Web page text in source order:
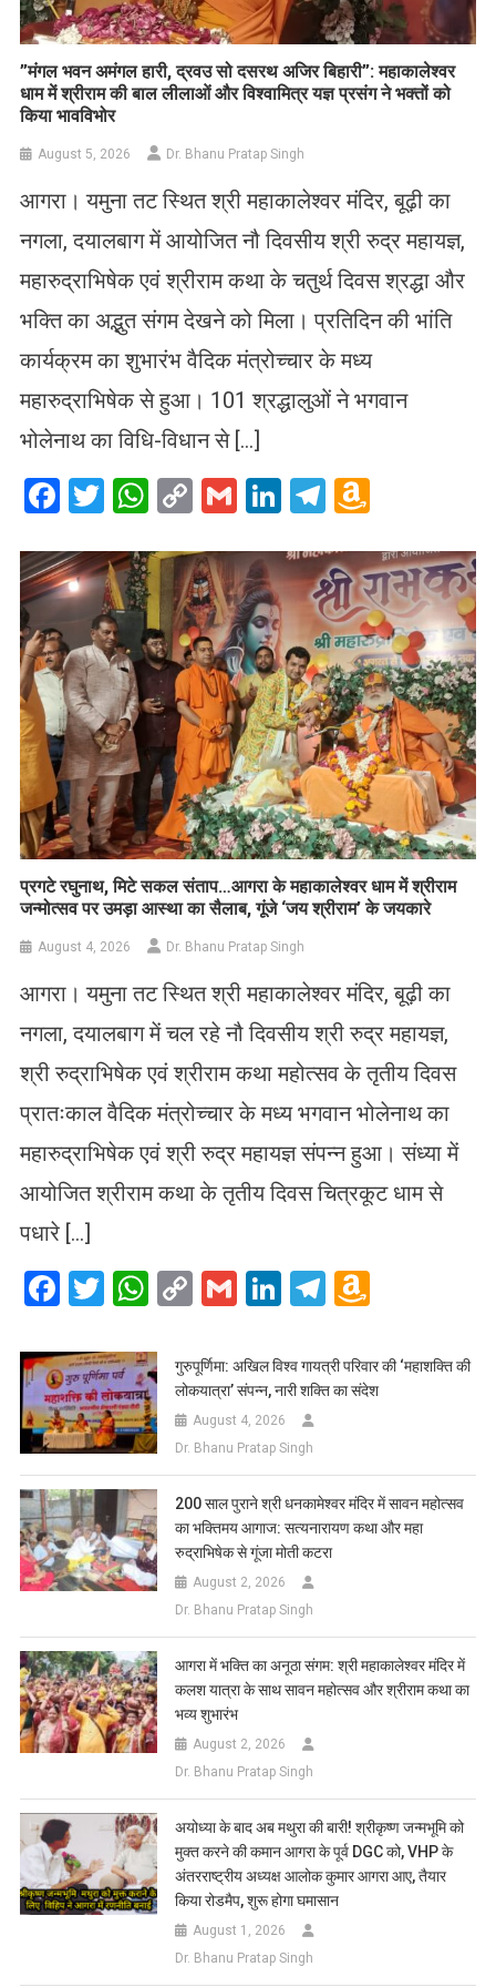
​”मंगल भवन अमंगल हारी, द्रवउ सो दसरथ अजिर बिहारी”: महाकालेश्वर
धाम में श्रीराम की बाल लीलाओं और विश्वामित्र यज्ञ प्रसंग ने भक्तों को
किया भावविभोर
August 5, 2026 Dr. Bhanu Pratap Singh
आगरा। यमुना तट स्थित श्री महाकालेश्वर मंदिर, बूढ़ी का
नगला, दयालबाग में आयोजित नौ दिवसीय श्री रुद्र महायज्ञ,
महारुद्राभिषेक एवं श्रीराम कथा के चतुर्थ दिवस श्रद्धा और
भक्ति का अद्भुत संगम देखने को मिला। प्रतिदिन की भांति
कार्यक्रम का शुभारंभ वैदिक मंत्रोच्चार के मध्य
महारुद्राभिषेक से हुआ। 101 श्रद्धालुओं ने भगवान
भोलेनाथ का विधि-विधान से […]
Facebook
Twitter
WhatsApp
CopyGmailLinkedIn
Telegram
List
प्रगटे रघुनाथ, मिटे सकल संताप…आगरा के महाकालेश्वर धाम में श्रीराम
जन्मोत्सव पर उमड़ा आस्था का सैलाब, गूंजे ‘जय श्रीराम’ के जयकारे
August 4, 2026 Dr. Bhanu Pratap Singh
आगरा। यमुना तट स्थित श्री महाकालेश्वर मंदिर, बूढ़ी का
नगला, दयालबाग में चल रहे नौ दिवसीय श्री रुद्र महायज्ञ,
श्री रुद्राभिषेक एवं श्रीराम कथा महोत्सव के तृतीय दिवस
प्रातःकाल वैदिक मंत्रोच्चार के मध्य भगवान भोलेनाथ का
महारुद्राभिषेक एवं श्री रुद्र महायज्ञ संपन्न हुआ। संध्या में
आयोजित श्रीराम कथा के तृतीय दिवस चित्रकूट धाम से
पधारे […]
Facebook
Twitter
WhatsApp
CopyGmailLinkedIn
Telegram
List
गुरुपूर्णिमा: अखिल विश्व गायत्री परिवार की ‘महाशक्ति की
लोकयात्रा’ संपन्न, नारी शक्ति का संदेश
August 4, 2026
Dr. Bhanu Pratap Singh
200 साल पुराने श्री धनकामेश्वर मंदिर में सावन महोत्सव
का भक्तिमय आगाज: सत्यनारायण कथा और महा
रुद्राभिषेक से गूंजा मोती कटरा
August 2, 2026
Dr. Bhanu Pratap Singh
आगरा में भक्ति का अनूठा संगम: श्री महाकालेश्वर मंदिर में
कलश यात्रा के साथ सावन महोत्सव और श्रीराम कथा का
भव्य शुभारंभ
August 2, 2026
Dr. Bhanu Pratap Singh
अयोध्या के बाद अब मथुरा की बारी! श्रीकृष्ण जन्मभूमि को
मुक्त करने की कमान आगरा के पूर्व DGC को, VHP के
अंतरराष्ट्रीय अध्यक्ष आलोक कुमार आगरा आए, तैयार
किया रोडमैप, शुरू होगा घमासान
August 1, 2026
Dr. Bhanu Pratap Singh